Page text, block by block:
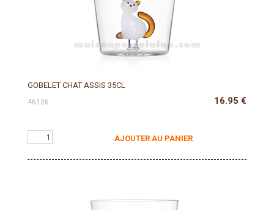
GOBELET CHAT ASSIS 35CL
46126 16.95 €
AJOUTER AU PANIER